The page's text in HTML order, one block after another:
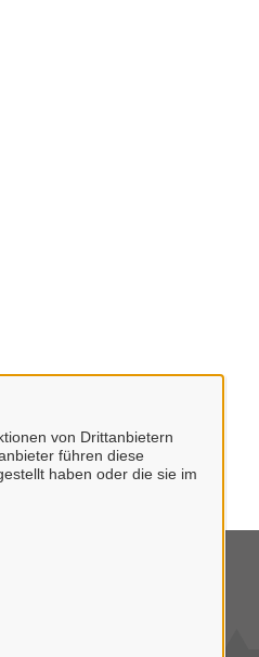
von Drittanbietern
führen diese
haben oder die sie im